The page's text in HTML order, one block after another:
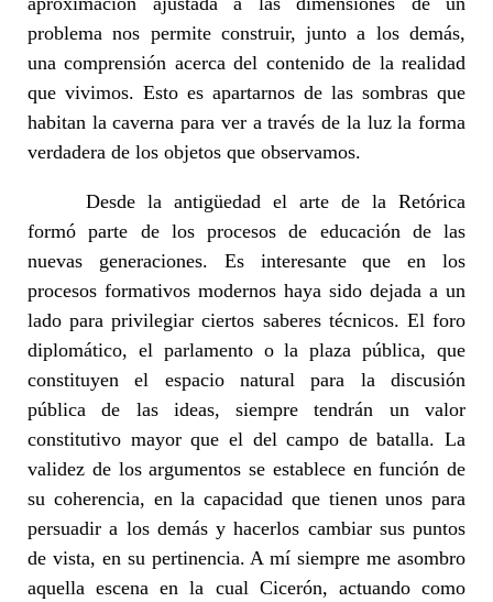
problema nos permite construir, junto a los demás,
una comprensión acerca del contenido de la realidad
que vivimos. Esto es apartarnos de las sombras que
habitan la caverna para ver a través de la luz la forma
verdadera de los objetos que observamos.
Desde la antigüedad el arte de la Retórica
formó parte de los procesos de educación de las
nuevas generaciones. Es interesante que en los
procesos formativos modernos haya sido dejada a un
lado para privilegiar ciertos saberes técnicos. El foro
diplomático, el parlamento o la plaza pública, que
constituyen el espacio natural para la discusión
pública de las ideas, siempre tendrán un valor
constitutivo mayor que el del campo de batalla. La
validez de los argumentos se establece en función de
su coherencia, en la capacidad que tienen unos para
persuadir a los demás y hacerlos cambiar sus puntos
de vista, en su pertinencia. A mí siempre me asombro
aquella escena en la cual Cicerón, actuando como